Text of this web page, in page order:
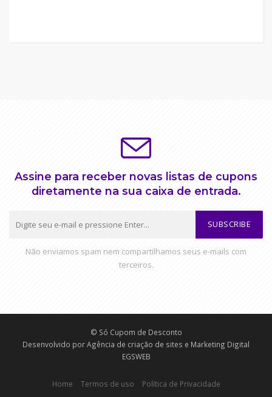
Assine para receber novas listas de cupons
diretamente na sua caixa de entrada.
SUBSCRIBE
Não enviamos spam nem compartilhamos seus e-mails com
terceiros.
© Só Cupom de Desconto
Desenvolvido porAgência de criação de sites e Marketing Digital
EGSWEB
Home Termos de uso Política de Privacidade